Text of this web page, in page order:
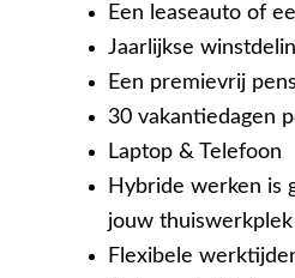
Een leaseauto of
Jaarlijkse
Een premievrij
30 vakantiedagen
Laptop & Telefoon
Hybride werken is
jouw thuiswerkplek
Flexibele